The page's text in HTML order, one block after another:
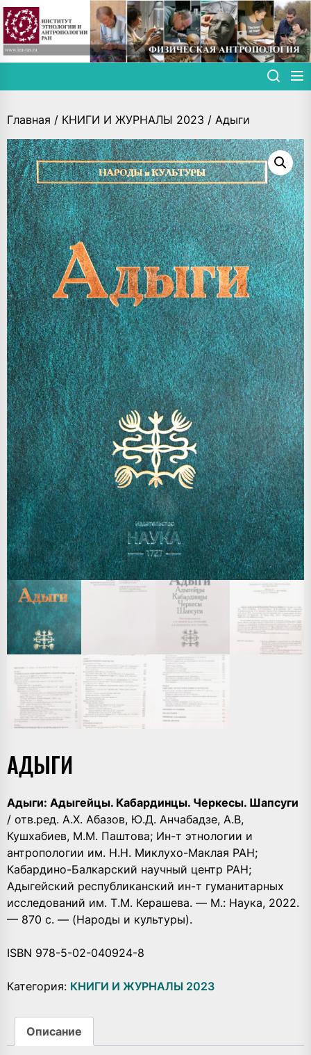
Skip
to
the
content
Главная / КНИГИ И ЖУРНАЛЫ 2023 / Адыги
АДЫГИ
Адыги: Адыгейцы. Кабардинцы. Черкесы. Шапсуги
/ отв.ред. А.Х. Абазов, Ю.Д. Анчабадзе, А.В,
Кушхабиев, М.М. Паштова; Ин-т этнологии и
антропологии им. Н.Н. Миклухо-Маклая РАН;
Кабардино-Балкарский научный центр РАН;
Адыгейский республиканский ин-т гуманитарных
исследований им. Т.М. Керашева. — М.: Наука, 2022.
— 870 с. — (Народы и культуры).
ISBN 978-5-02-040924-8
Категория: КНИГИ И ЖУРНАЛЫ 2023
Описание